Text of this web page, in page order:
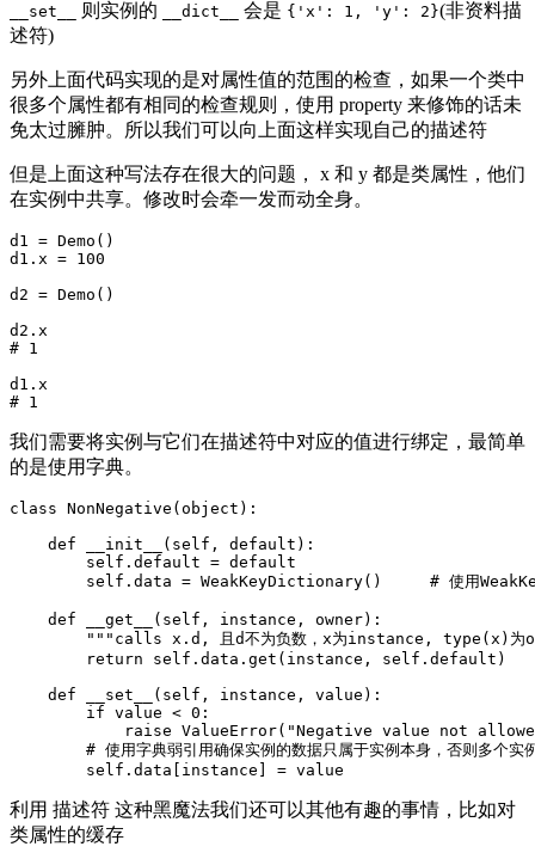
__set__ 则实例的 __dict__ 会是 {'x': 1, 'y': 2}(非资料描
述符)
另外上面代码实现的是对属性值的范围的检查，如果一个类中
很多个属性都有相同的检查规则，使用 property 来修饰的话未
免太过臃肿。所以我们可以向上面这样实现自己的描述符
但是上面这种写法存在很大的问题， x 和 y 都是类属性，他们
在实例中共享。修改时会牵一发而动全身。
d1 = Demo()
d1.x = 100
d2 = Demo()
d2.x
# 1
d1.x
我们需要将实例与它们在描述符中对应的值进行绑定，最简单
的是使用字典。
class NonNegative(object):
    def __init__(self, default):
        self.default = default
self.data = WeakKeyDictionary()     # 使用
    def __get__(self, instance, owner):
"""calls x.d, 且d不为负数，x为instance, type(x)为
        return self.data.get(instance, self.default)
    def __set__(self, instance, value):
        if value < 0:
raise ValueError("Negative value not
# 使用字典弱引用确保实例的数据只属于实例本身，否则多个实
利用 描述符 这种黑魔法我们还可以其他有趣的事情，比如对
类属性的缓存